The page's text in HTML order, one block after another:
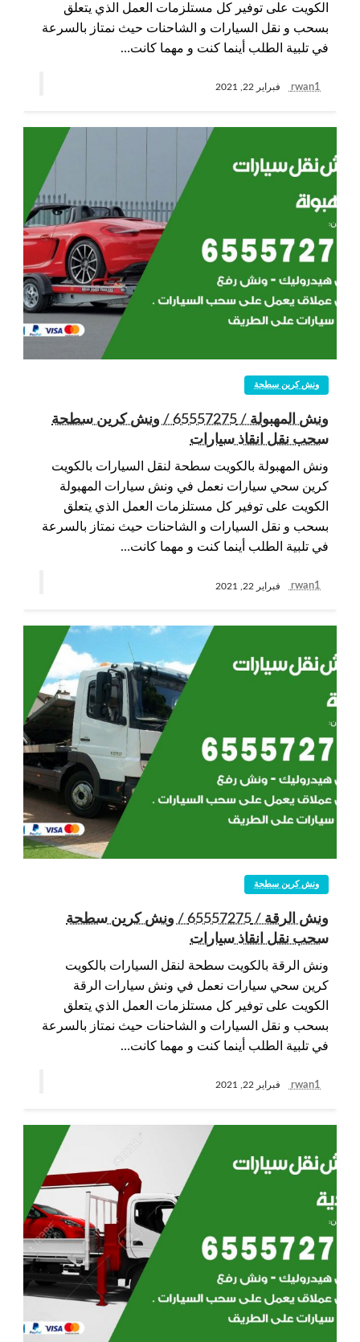
الكويت على توفير كل مستلزمات العمل الذي يتعلق
بسحب و نقل السيارات و الشاحنات حيث نمتاز بالسرعة
في تلبية الطلب أينما كنت و مهما كانت…
rwan1 فبراير 22, 2021
ونش كرين سطحة
ونش المهبولة / 65557275 / ونش كرين سطحة
سحب نقل انقاذ سيارات
ونش المهبولة بالكويت سطحة لنقل السيارات بالكويت
كرين سحي سيارات نعمل في ونش سيارات المهبولة
الكويت على توفير كل مستلزمات العمل الذي يتعلق
بسحب و نقل السيارات و الشاحنات حيث نمتاز بالسرعة
في تلبية الطلب أينما كنت و مهما كانت…
rwan1 فبراير 22, 2021
ونش كرين سطحة
ونش الرقة / 65557275 / ونش كرين سطحة
سحب نقل انقاذ سيارات
ونش الرقة بالكويت سطحة لنقل السيارات بالكويت
كرين سحي سيارات نعمل في ونش سيارات الرقة
الكويت على توفير كل مستلزمات العمل الذي يتعلق
بسحب و نقل السيارات و الشاحنات حيث نمتاز بالسرعة
في تلبية الطلب أينما كنت و مهما كانت…
rwan1 فبراير 22, 2021